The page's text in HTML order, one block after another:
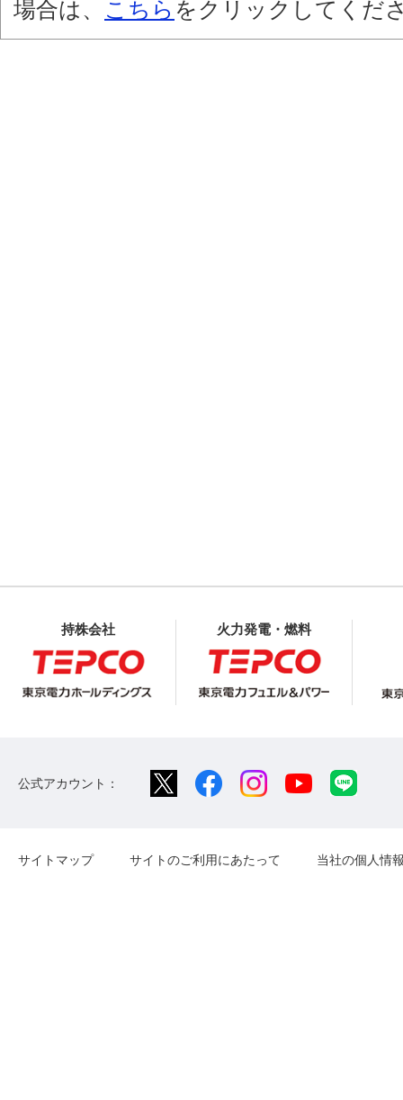
場合は、
こちら をクリックしてくだ
持株会社 火力発電・燃料
公式アカウント：
サイトマップ サイトのご利用にあたって 当社の個人情